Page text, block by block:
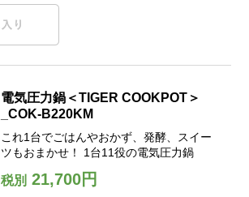
電気圧力鍋＜TIGER COOKPOT＞
_COK-B220KM
これ1台でごはんやおかず、発酵、スイー
ツもおまかせ！ 1台11役の電気圧力鍋
税別21,700円